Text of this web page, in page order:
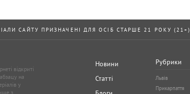
САЙТУ ПРИЗНАЧЕНІ ДЛЯ ОСІБ СТАРШЕ 21 РОКУ (21+)
відкриті
на
у
з
Новини
Статті
Рубрики
Львів
Прикарпаття